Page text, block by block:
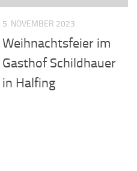
5. NOVEMBER 2023
Weihnachtsfeier im
Gasthof Schildhauer
in Halfing